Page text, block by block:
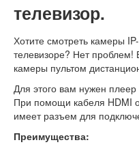
телевизор.
Хотите смотреть камеры
телевизоре? Нет
камеры пультом
Для этого вам нужен плеер
При помощи кабеля HDMI
имеет разъем для
Преимущества: